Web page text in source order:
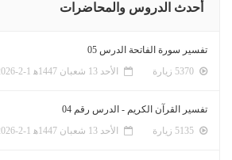
أحدث الدروس والمحاضرات
تفسير سورة الفاتحة الدرس 05
الأحد 13 شعبان 1447ﻫ 1-2-2026م
تفسير القرآن الكريم - الدرس رقم 04
الأحد 13 شعبان 1447ﻫ 1-2-2026م